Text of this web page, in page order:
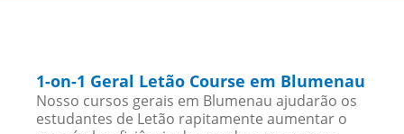
1-on-1 Geral Letão Course em Blumenau
Nosso cursos gerais em Blumenau ajudarão os
estudantes de Letão rapitamente aumentar o